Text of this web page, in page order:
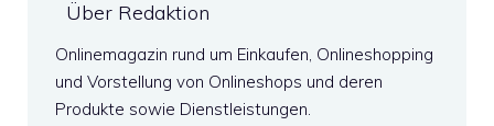
Über Redaktion
Onlinemagazin rund um Einkaufen, Onlineshopping
und Vorstellung von Onlineshops und deren
Produkte sowie Dienstleistungen.